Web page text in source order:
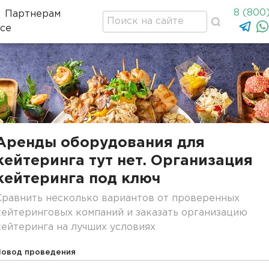
Партнерам
8
оборудования для
тут нет. Организация
под ключ
несколько вариантов от проверенных
компаний и заказать организацию
на лучших условиях
проведения